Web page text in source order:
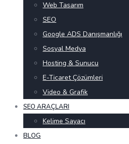
Web Tasarım
SEO
Google ADS Danışmanlığı
Sosyal Medya
Hosting & Sunucu
E-Ticaret Çözümleri
Video & Grafik
SEO ARAÇLARI
Kelime Sayacı
BLOG